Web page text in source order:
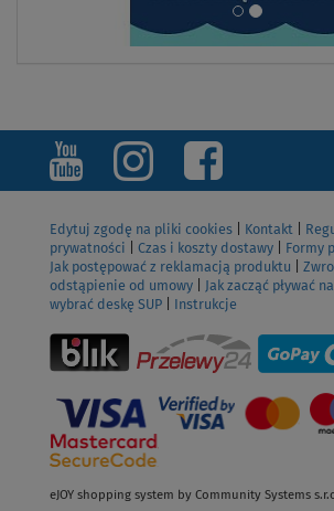
Edytuj zgodę na pliki cookies Kontakt
prywatności
Czas i koszty dostawy
Formy
Jak postępować z reklamacją produktu
odstąpienie od umowy
Jak zacząć pływać
wybrać deskę SUP
Instrukcje
eJOY shopping system by Community Systems